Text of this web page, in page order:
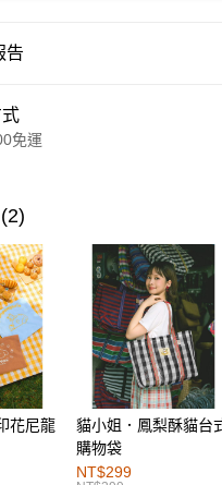
告
免運
花尼龍
貓小姐．鳳梨酥貓台
購物袋
NT$299